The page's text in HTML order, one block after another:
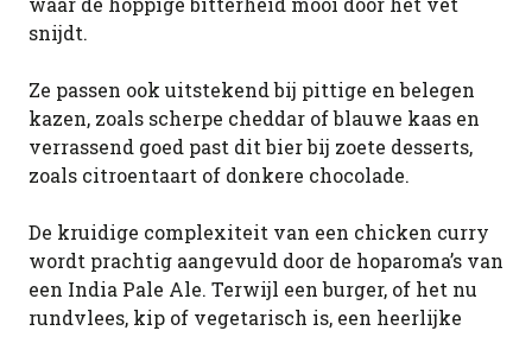
snijdt.
Ze passen ook uitstekend bij pittige en belegen
kazen, zoals scherpe cheddar of blauwe kaas en
verrassend goed past dit bier bij zoete desserts,
zoals citroentaart of donkere chocolade.
De kruidige complexiteit van een chicken curry
wordt prachtig aangevuld door de hoparoma’s van
een India Pale Ale. Terwijl een burger, of het nu
rundvlees, kip of vegetarisch is, een heerlijke